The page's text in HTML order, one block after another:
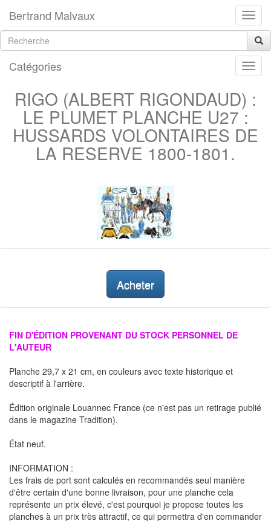
Bertrand Malvaux
Catégories
RIGO (ALBERT RIGONDAUD) :
LE PLUMET PLANCHE U27 :
HUSSARDS VOLONTAIRES DE
LA RESERVE 1800-1801.
Acheter
FIN D'ÉDITION PROVENANT DU STOCK PERSONNEL DE
L'AUTEUR
Planche 29,7 x 21 cm, en couleurs avec texte historique et
descriptif à l'arrière.
Édition originale Louannec France (ce n'est pas un retirage publié
dans le magazine Tradition).
État neuf.
INFORMATION :
Les frais de port sont calculés en recommandés seul manière
d'être certain d'une bonne livraison, pour une planche cela
représente un prix élevé, c'est pourquoi je propose toutes les
planches à un prix très attractif, ce qui permettra d'en commander